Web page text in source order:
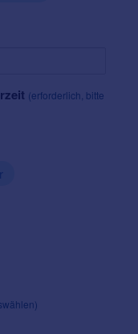
(erforderlich, bitte